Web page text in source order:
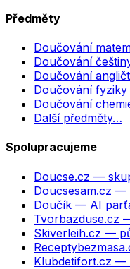
Předměty
Doučování
Doučování
Doučování
Doučování fyziky
Doučování
Další předměty…
Spolupracujeme
Doucse.cz —
Doucsesam.cz —
Doučík — AI
Tvorbazduse.cz
Skiverleih.cz —
Klubdetifort.cz —